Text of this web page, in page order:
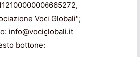
Voci Globali";
info@vociglobali.it
bottone: